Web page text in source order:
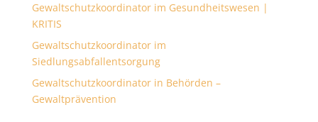
Gewaltschutzkoordinator im Gesundheitswesen |
KRITIS
Gewaltschutzkoordinator im
Siedlungsabfallentsorgung
Gewaltschutzkoordinator in Behörden –
Gewaltprävention